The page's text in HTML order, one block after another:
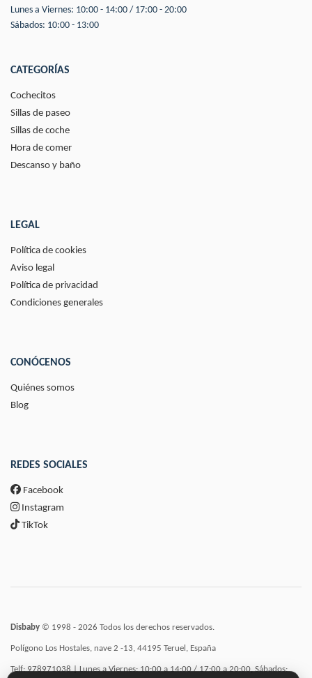
Lunes a Viernes: 10:00 - 14:00 / 17:00 - 20:00
Sábados: 10:00 - 13:00
CATEGORÍAS
Cochecitos
Sillas de paseo
Sillas de coche
Hora de comer
Descanso y baño
LEGAL
Política de cookies
Aviso legal
Política de privacidad
Condiciones generales
CONÓCENOS
Quiénes somos
Blog
REDES SOCIALES
Facebook
Instagram
TikTok
Disbaby © 1998 - 2026 Todos los derechos reservados.
Polígono Los Hostales, nave 2 -13, 44195 Teruel, España
Telf: 978971038 | Lunes a Viernes: 10:00 a 14:00 / 17:00 a 20:00, Sábados: